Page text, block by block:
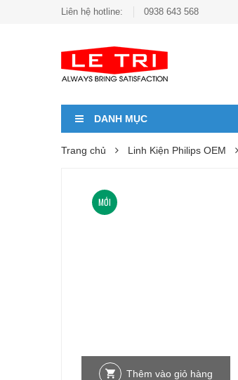
Liên hệ hotline: 0938 643 568
DANH MỤC
Trang chủ Linh Kiện Philips OEM
MỚI
Thêm vào giỏ hàng